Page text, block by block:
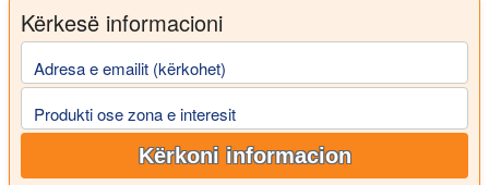
Kërkesë informacioni
Adresa e emailit (kërkohet)
Produkti ose zona e interesit
Kërkoni informacion